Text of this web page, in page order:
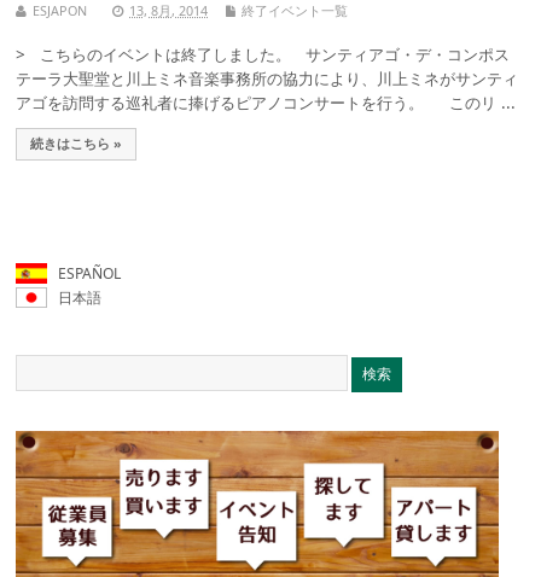
ESJAPON 13, 8月, 2014 終了イベント一覧
> こちらのイベントは終了しました。 サンティアゴ・デ・コンポス
テーラ大聖堂と川上ミネ音楽事務所の協力により、川上ミネがサンティ
アゴを訪問する巡礼者に捧げるピアノコンサートを行う。 このリ ...
続きはこちら »
ESPAÑOL
日本語